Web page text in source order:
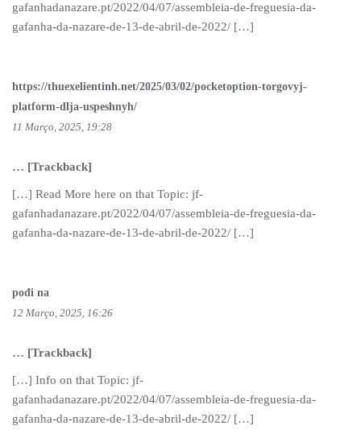
gafanhadanazare.pt/2022/04/07/assembleia-de-freguesia-da-
gafanha-da-nazare-de-13-de-abril-de-2022/ […]
https://thuexelientinh.net/2025/03/02/pocketoption-torgovyj-
platform-dlja-uspeshnyh/
11 Março, 2025, 19:28
… [Trackback]
[…] Read More here on that Topic: jf-
gafanhadanazare.pt/2022/04/07/assembleia-de-freguesia-da-
gafanha-da-nazare-de-13-de-abril-de-2022/ […]
pođi na
12 Março, 2025, 16:26
… [Trackback]
[…] Info on that Topic: jf-
gafanhadanazare.pt/2022/04/07/assembleia-de-freguesia-da-
gafanha-da-nazare-de-13-de-abril-de-2022/ […]